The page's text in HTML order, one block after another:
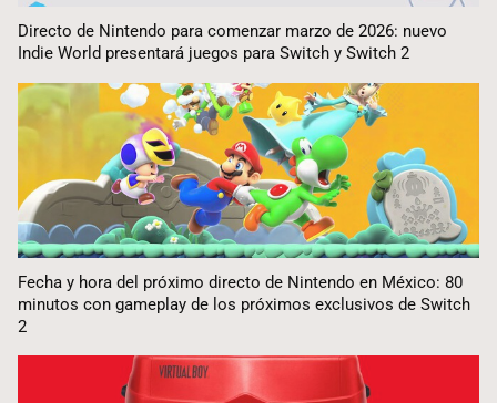
Directo de Nintendo para comenzar marzo de 2026: nuevo
Indie World presentará juegos para Switch y Switch 2
Fecha y hora del próximo directo de Nintendo en México: 80
minutos con gameplay de los próximos exclusivos de Switch
2